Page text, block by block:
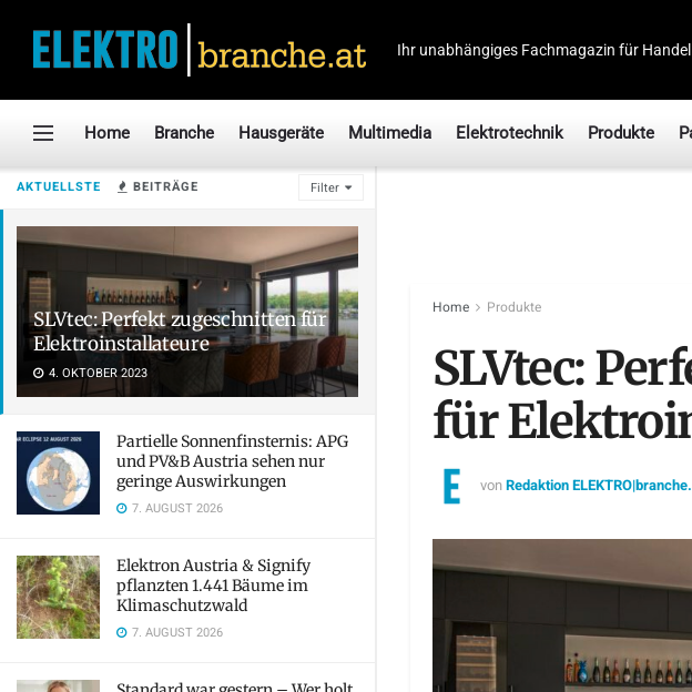
AKTUELLSTE BEITRÄGE Filter
SLVtec: Perfekt zugeschnitten für
Elektroinstallateure
4. OKTOBER 2023
Partielle Sonnenfinsternis: APG
und PV&B Austria sehen nur
geringe Auswirkungen
7. AUGUST 2026
Elektron Austria & Signify
pflanzten 1.441 Bäume im
Klimaschutzwald
7. AUGUST 2026
Ihr unabhängiges Fachmagazin für
Home Branche Hausgeräte Multimedia Elektrotechnik Produkte
Home Produkte
SLVtec:
für
vonRedaktion